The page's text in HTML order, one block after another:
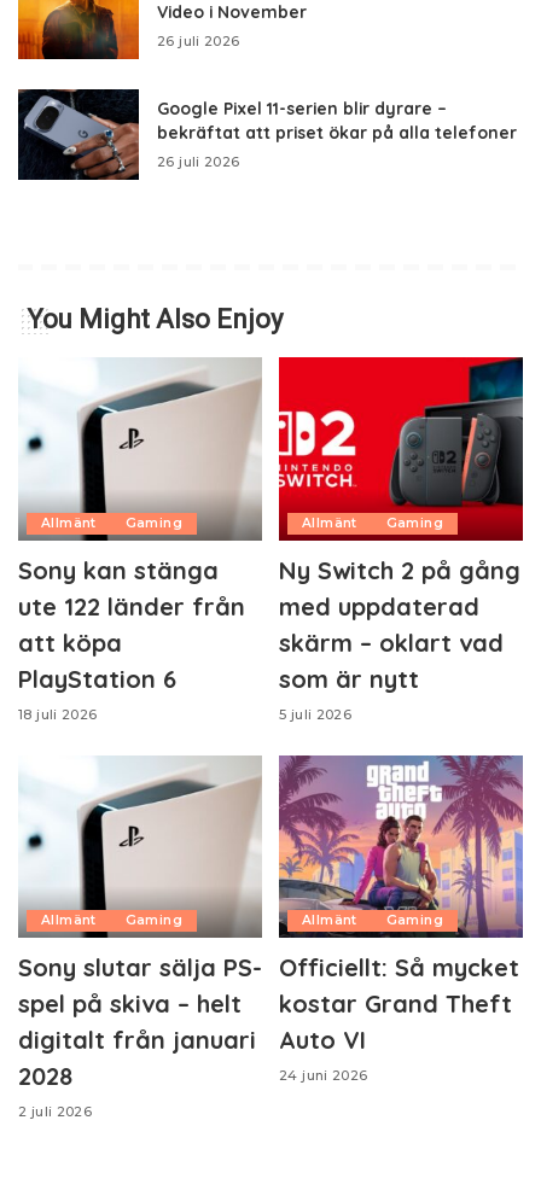
Video i November
26 juli 2026
Google Pixel 11-serien blir dyrare –
bekräftat att priset ökar på alla telefoner
26 juli 2026
You Might Also Enjoy
Allmänt Gaming
Sony kan stänga
ute 122 länder från
att köpa
PlayStation 6
18 juli 2026
Allmänt Gaming
Ny Switch 2 på gång
med uppdaterad
skärm – oklart vad
som är nytt
5 juli 2026
Allmänt Gaming
Sony slutar sälja PS-
spel på skiva – helt
digitalt från januari
2028
2 juli 2026
Allmänt Gaming
Officiellt: Så mycket
kostar Grand Theft
Auto VI
24 juni 2026